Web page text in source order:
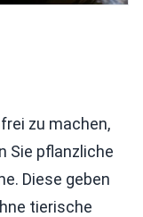
zu machen,
Sie pflanzliche
Diese geben
tierische